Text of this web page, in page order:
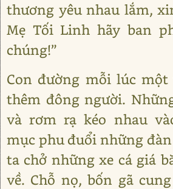
thương yêu nhau lắm,
Mẹ Tối Linh hãy ban
chúng!”
Con đường mỗi lúc
thêm đông người.
và rơm rạ kéo nhau
mục phu đuổi những
ta chở những xe cá giá
về. Chỗ nọ, bốn gã